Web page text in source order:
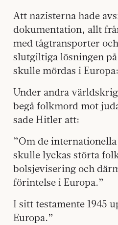
Att nazisterna hade
dokumentation, allt
med tågtransporter
slutgiltiga lösningen
skulle mördas i
Under andra
begå folkmord mot
sade Hitler att:
”Om de
skulle lyckas störta
bolsjevisering och
förintelse i Europa.”
I sitt testamente 1945
Europa.”